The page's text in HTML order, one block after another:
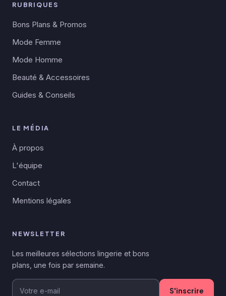
RUBRIQUES
Bons Plans & Promos
Mode Femme
Mode Homme
Beauté & Accessoires
Guides & Conseils
LE MÉDIA
À propos
L'équipe
Contact
Mentions légales
NEWSLETTER
Les meilleures sélections lingerie et bons
plans, une fois par semaine.
S'inscrire